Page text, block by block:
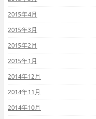
2015年4月
2015年3月
2015年2月
2015年1月
2014年12月
2014年11月
2014年10月